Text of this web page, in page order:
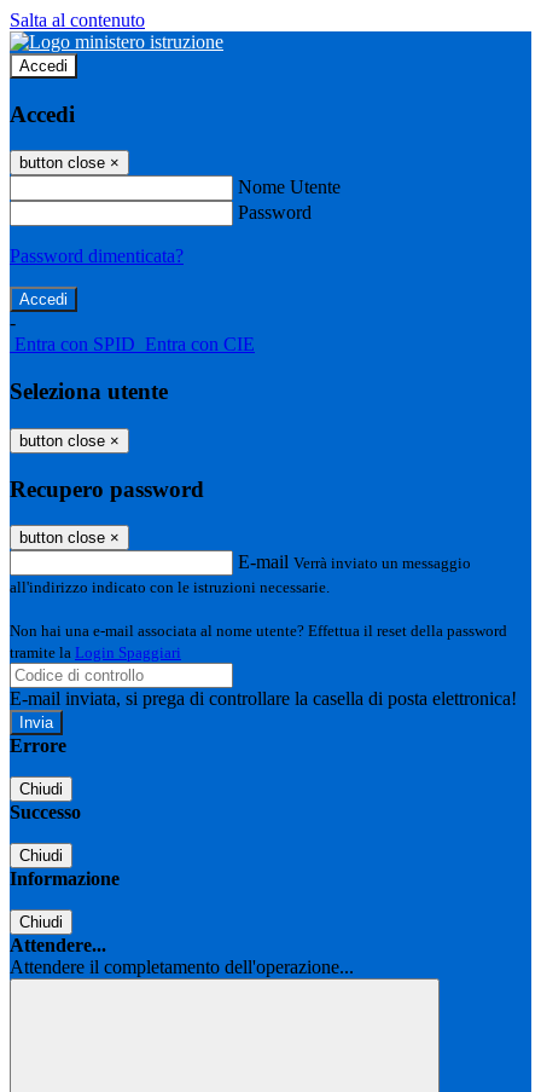
Salta al contenuto
Accedi
Accedi
button close ×
Nome Utente
Password
Password dimenticata?
-
Entra con SPID Entra con CIE
Seleziona utente
button close ×
Recupero password
button close ×
E-mail Verrà inviato un messaggio
all'indirizzo indicato con le istruzioni necessarie.
Non hai una e-mail associata al nome utente? Effettua il reset della password
tramite la Login Spaggiari
E-mail inviata, si prega di controllare la casella di posta elettronica!
Errore
Chiudi
Successo
Chiudi
Informazione
Chiudi
Attendere...
Attendere il completamento dell'operazione...